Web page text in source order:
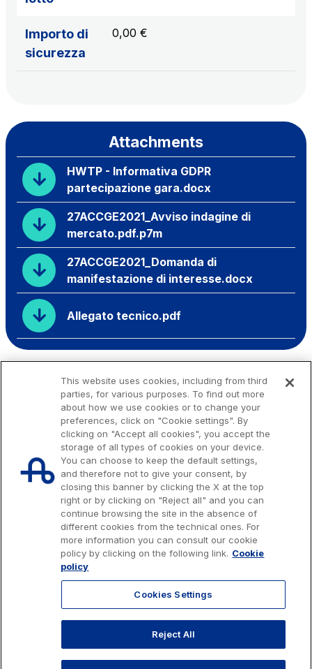
Importo di
sicurezza
0,00 €
Attachments
HWTP - Informativa GDPR
partecipazione gara.docx
27ACCGE2021_Avviso indagine di
mercato.pdf.p7m
27ACCGE2021_Domanda di
manifestazione di interesse.docx
Allegato tecnico.pdf
Issued capital € 622.027.000,00, fully paid-up.
Tax code, VAT number and Rome Companies' Register no. 07516911000
© 2026 Autostrade per l'Italia Spa, All rights reserved
803.111 info@autostrade.it
Privacy Cookies Accessibility Whistleblowing Work with us
This website uses cookies, including from third
parties, for various purposes. To find out more
about how we use cookies or to change your
preferences, click on "Cookie settings". By
clicking on "Accept all cookies", you accept the
storage of all types of cookies on your device.
You can choose to keep the default settings,
and therefore not to give your consent, by
closing this banner by clicking the X at the top
right or by clicking on "Reject all" and you can
continue browsing the site in the absence of
different cookies from the technical ones. For
more information you can consult our cookie
policy by clicking on the following link. Cookie
policy
Cookies Settings
Reject All